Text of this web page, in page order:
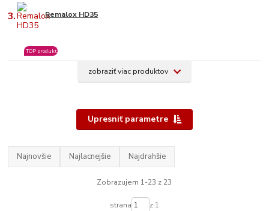
3. Remalox HD35
TOP produkt
zobraziť viac produktov
Upresniť parametre
Najnovšie Najlacnejšie Najdrahšie
Zobrazujem 1-23 z 23
strana z 1